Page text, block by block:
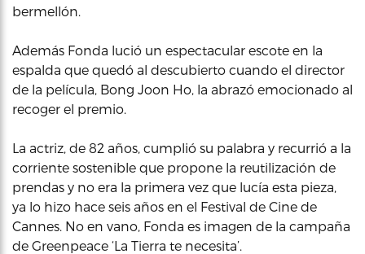
bermellón.
Además Fonda lució un espectacular escote en la
espalda que quedó al descubierto cuando el director
de la película, Bong Joon Ho, la abrazó emocionado al
recoger el premio.
La actriz, de 82 años, cumplió su palabra y recurrió a la
corriente sostenible que propone la reutilización de
prendas y no era la primera vez que lucía esta pieza,
ya lo hizo hace seis años en el Festival de Cine de
Cannes. No en vano, Fonda es imagen de la campaña
de Greenpeace ‘La Tierra te necesita’.